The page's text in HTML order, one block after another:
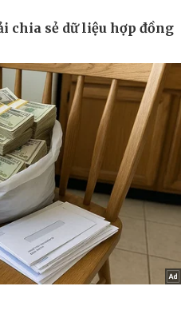
Quân sự - Quốc phòng
Vũ khí
Việt Nam
Phân tích